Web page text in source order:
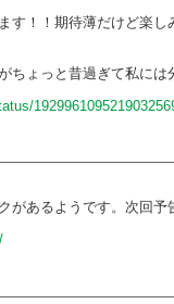
す！！期待薄だけど楽し
ちょっと昔過ぎて私には
があるようです。次回予